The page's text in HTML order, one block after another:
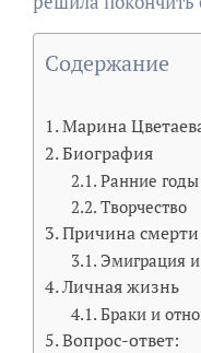
Содержание
Марина
Биография
Ранние годы
Творчество
Причина смерти
Эмиграция
Личная жизнь
Браки и
Вопрос-ответ: